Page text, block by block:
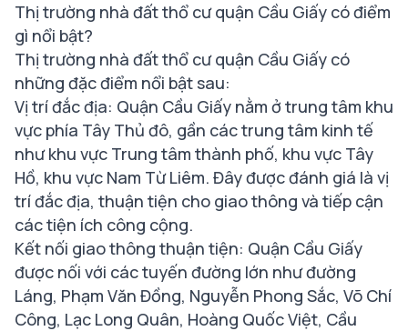
Thị trường nhà đất thổ cư quận Cầu Giấy có điểm
gì nổi bật?
Thị trường nhà đất thổ cư quận Cầu Giấy có
những đặc điểm nổi bật sau:
Vị trí đắc địa: Quận Cầu Giấy nằm ở trung tâm khu
vực phía Tây Thủ đô, gần các trung tâm kinh tế
như khu vực Trung tâm thành phố, khu vực Tây
Hồ, khu vực Nam Từ Liêm. Đây được đánh giá là vị
trí đắc địa, thuận tiện cho giao thông và tiếp cận
các tiện ích công cộng.
Kết nối giao thông thuận tiện: Quận Cầu Giấy
được nối với các tuyến đường lớn như đường
Láng, Phạm Văn Đồng, Nguyễn Phong Sắc, Võ Chí
Công, Lạc Long Quân, Hoàng Quốc Việt, Cầu